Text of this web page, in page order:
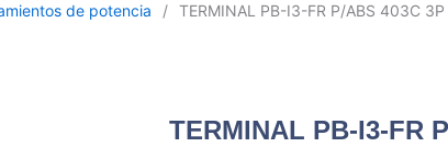
de potencia / TERMINAL PB-I3-FR P/ABS 403C 3P
TERMINAL PB-I3-FR